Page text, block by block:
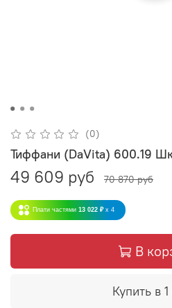
(0)
Тиффани (DaVita) 600.19
49 609 руб 70 870 руб
Плати частями 13 022 ₽ x 4
В
Купить в